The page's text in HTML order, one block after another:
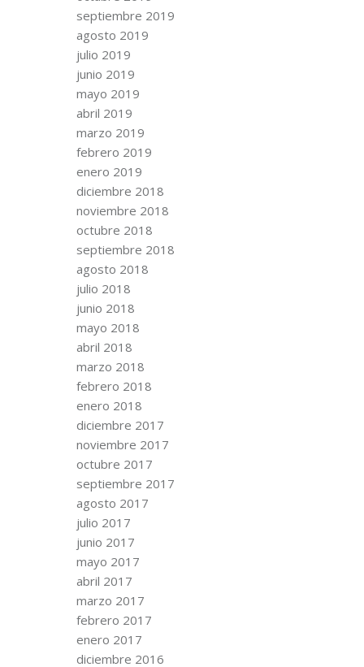
septiembre 2019
agosto 2019
julio 2019
junio 2019
mayo 2019
abril 2019
marzo 2019
febrero 2019
enero 2019
diciembre 2018
noviembre 2018
octubre 2018
septiembre 2018
agosto 2018
julio 2018
junio 2018
mayo 2018
abril 2018
marzo 2018
febrero 2018
enero 2018
diciembre 2017
noviembre 2017
octubre 2017
septiembre 2017
agosto 2017
julio 2017
junio 2017
mayo 2017
abril 2017
marzo 2017
febrero 2017
enero 2017
diciembre 2016